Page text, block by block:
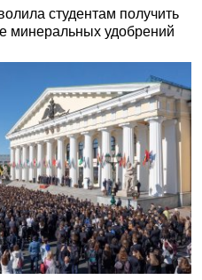
студентам получить
минеральных удобрений